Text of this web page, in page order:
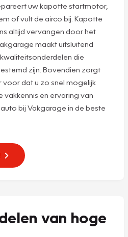
uw kapotte startmotor,
of vult de airco bij. Kapotte
altijd vervangen door het
maakt uitsluitend
die
zijn. Bovendien zorgt
voor dat u zo snel mogelijk
en ervaring van
bij Vakgarage in de beste
van hoge